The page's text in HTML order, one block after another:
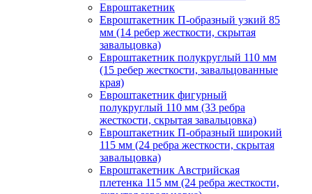
Евроштакетник
Евроштакетник П-образный узкий 85
мм (14 ребер жесткости, скрытая
завальцовка)
Евроштакетник полукруглый 110 мм
(15 ребер жесткости, завальцованные
края)
Евроштакетник фигурный
полукруглый 110 мм (33 ребра
жесткости, скрытая завальцовка)
Евроштакетник П-образный широкий
115 мм (24 ребра жесткости, скрытая
завальцовка)
Евроштакетник Австрийская
плетенка 115 мм (24 ребра жесткости,